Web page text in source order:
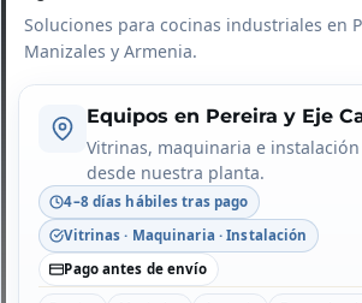
Soluciones para cocinas industriales en
Manizales y Armenia.
Equipos en Pereira y Eje
Vitrinas, maquinaria e
desde nuestra planta.
4–8 días hábiles tras pago
Vitrinas · Maquinaria · Instalación
Pago antes de envío